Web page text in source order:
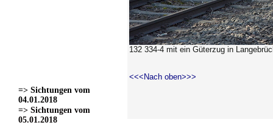
=> Sichtungen vom
04.01.2018
=> Sichtungen vom
05.01.2018
132 334-4 mit ein Güterzug in
<<<Nach oben>>>